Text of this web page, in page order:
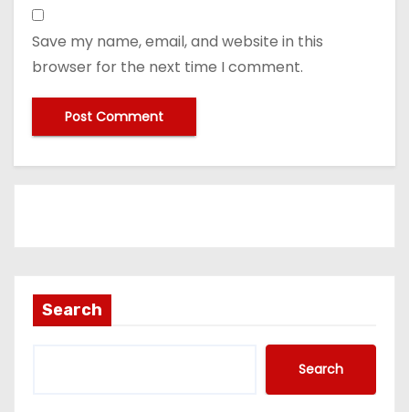
Save my name, email, and website in this
browser for the next time I comment.
Search
Search